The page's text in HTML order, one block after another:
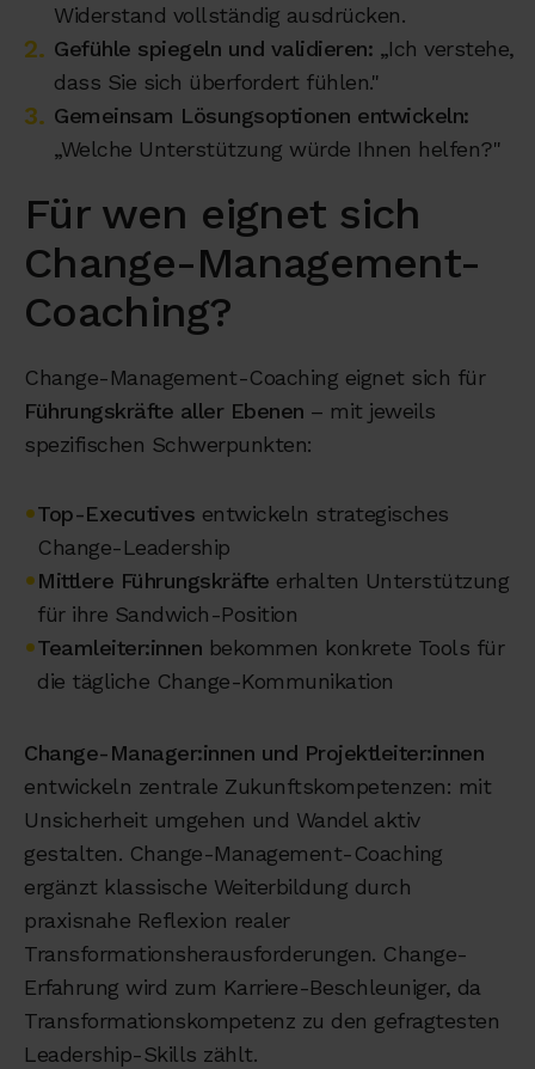
Widerstand vollständig ausdrücken.
Gefühle spiegeln und validieren: „Ich verstehe,
dass Sie sich überfordert fühlen."
Gemeinsam Lösungsoptionen entwickeln:
„Welche Unterstützung würde Ihnen helfen?"
Für wen eignet sich
Change-Management-
Coaching?
Change-Management-Coaching eignet sich für
Führungskräfte aller Ebenen – mit jeweils
spezifischen Schwerpunkten:
•Top-Executives entwickeln strategisches
Change-Leadership
•Mittlere Führungskräfte erhalten Unterstützung
für ihre Sandwich-Position
•Teamleiter:innen bekommen konkrete Tools für
die tägliche Change-Kommunikation
Change-Manager:innen und Projektleiter:innen
entwickeln zentrale Zukunftskompetenzen: mit
Unsicherheit umgehen und Wandel aktiv
gestalten. Change-Management-Coaching
ergänzt klassische Weiterbildung durch
praxisnahe Reflexion realer
Transformationsherausforderungen. Change-
Erfahrung wird zum Karriere-Beschleuniger, da
Transformationskompetenz zu den gefragtesten
Leadership-Skills zählt.